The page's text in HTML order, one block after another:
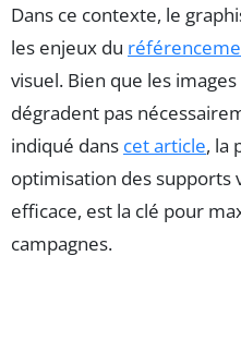
Dans ce contexte, le
les enjeux du
visuel. Bien que les
dégradent pas
indiqué dans cet article, la
optimisation des supports
efficace, est la clé pour
campagnes.